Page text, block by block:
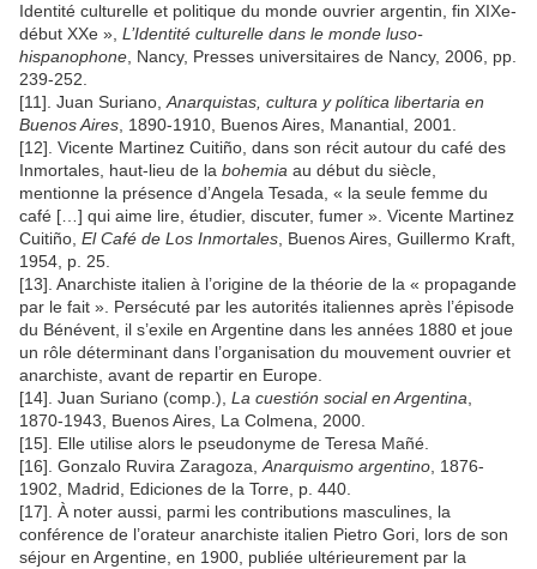
Identité culturelle et politique du monde ouvrier argentin, fin XIXe-
début XXe », L’Identité culturelle dans le monde luso-
hispanophone , Nancy, Presses universitaires de Nancy, 2006, pp.
239-252.
[11]. Juan Suriano, Anarquistas, cultura y política libertaria en
Buenos Aires , 1890-1910, Buenos Aires, Manantial, 2001.
[12]. Vicente Martinez Cuitiño, dans son récit autour du café des
Inmortales, haut-lieu de la bohemia au début du siècle,
mentionne la présence d’Angela Tesada, « la seule femme du
café […] qui aime lire, étudier, discuter, fumer ». Vicente Martinez
Cuitiño, El Café de Los Inmortales , Buenos Aires, Guillermo Kraft,
1954, p. 25.
[13]. Anarchiste italien à l’origine de la théorie de la « propagande
par le fait ». Persécuté par les autorités italiennes après l’épisode
du Bénévent, il s’exile en Argentine dans les années 1880 et joue
un rôle déterminant dans l’organisation du mouvement ouvrier et
anarchiste, avant de repartir en Europe.
[14]. Juan Suriano (comp.), La cuestión social en Argentina
1870-1943, Buenos Aires, La Colmena, 2000.
[15]. Elle utilise alors le pseudonyme de Teresa Mañé.
[16]. Gonzalo Ruvira Zaragoza, Anarquismo argentino , 1876-
1902, Madrid, Ediciones de la Torre, p. 440.
[17]. À noter aussi, parmi les contributions masculines, la
conférence de l’orateur anarchiste italien Pietro Gori, lors de son
séjour en Argentine, en 1900, publiée ultérieurement par la